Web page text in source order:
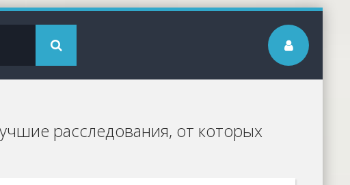
расследования, от которых